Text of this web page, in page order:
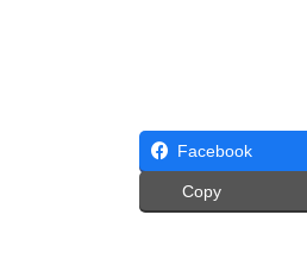
Facebook
Copy